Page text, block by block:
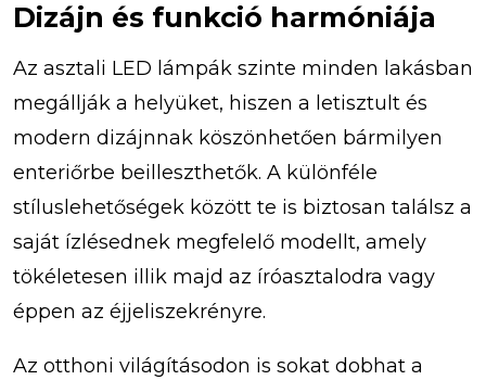
Dizájn és funkció harmóniája
Az asztali LED lámpák szinte minden lakásban
megállják a helyüket, hiszen a letisztult és
modern dizájnnak köszönhetően bármilyen
enteriőrbe beilleszthetők. A különféle
stíluslehetőségek között te is biztosan találsz a
saját ízlésednek megfelelő modellt, amely
tökéletesen illik majd az íróasztalodra vagy
éppen az éjjeliszekrényre.
Az otthoni világításodon is sokat dobhat a